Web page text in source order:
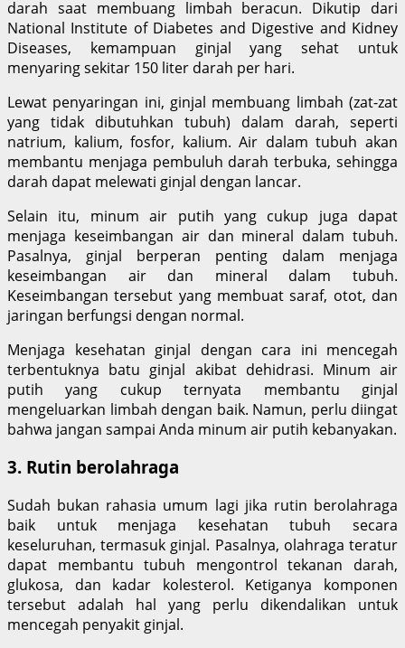
darah saat membuang limbah beracun. Dikutip dari
National Institute of Diabetes and Digestive and Kidney
Diseases, kemampuan ginjal yang sehat untuk
menyaring sekitar 150 liter darah per hari.
Lewat penyaringan ini, ginjal membuang limbah (zat-zat
yang tidak dibutuhkan tubuh) dalam darah, seperti
natrium, kalium, fosfor, kalium. Air dalam tubuh akan
membantu menjaga pembuluh darah terbuka, sehingga
darah dapat melewati ginjal dengan lancar.
Selain itu, minum air putih yang cukup juga dapat
menjaga keseimbangan air dan mineral dalam tubuh.
Pasalnya, ginjal berperan penting dalam menjaga
keseimbangan air dan mineral dalam tubuh.
Keseimbangan tersebut yang membuat saraf, otot, dan
jaringan berfungsi dengan normal.
Menjaga kesehatan ginjal dengan cara ini mencegah
terbentuknya batu ginjal akibat dehidrasi. Minum air
putih yang cukup ternyata membantu ginjal
mengeluarkan limbah dengan baik. Namun, perlu diingat
bahwa jangan sampai Anda minum air putih kebanyakan.
3. Rutin berolahraga
Sudah bukan rahasia umum lagi jika rutin berolahraga
baik untuk menjaga kesehatan tubuh secara
keseluruhan, termasuk ginjal. Pasalnya, olahraga teratur
dapat membantu tubuh mengontrol tekanan darah,
glukosa, dan kadar kolesterol. Ketiganya komponen
tersebut adalah hal yang perlu dikendalikan untuk
mencegah penyakit ginjal.